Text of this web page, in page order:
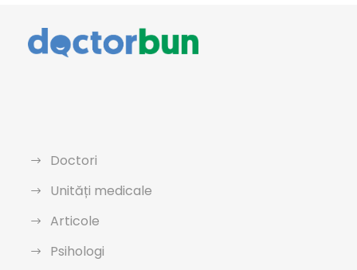
Doctori
Unități medicale
Articole
Psihologi